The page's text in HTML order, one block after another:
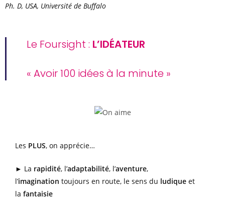
Ph. D, USA, Université de Buffalo
Le Foursight : L’IDÉATEUR
« Avoir 100 idées à la minute »
Les PLUS, on apprécie…
► La rapidité, l’adaptabilité, l’aventure,
l’imagination toujours en route, le sens du ludique et
la fantaisie